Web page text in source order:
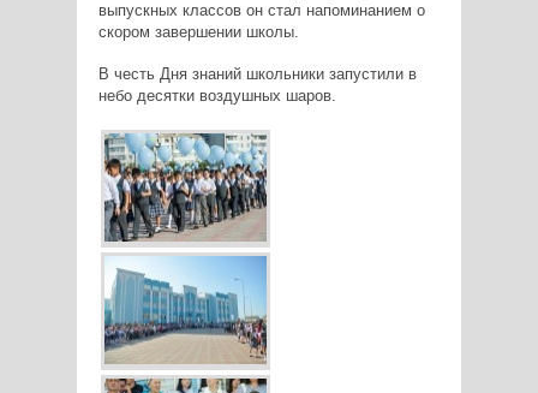
выпускных классов он стал напоминанием о
скором завершении школы.
В честь Дня знаний школьники запустили в
небо десятки воздушных шаров.